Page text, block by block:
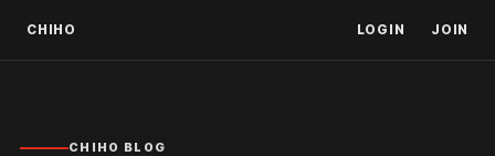
CHIHO LOGIN JOIN
CHIHO BLOG